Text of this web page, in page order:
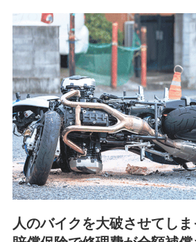
取引先としての選定業務、営業情報の
続き業務、取引管理業務、およびこれ
のため
9.お問い合わせ情報
各種お問い合わせに対応するため
10.受託業務の 個人情報
受託業務の遂行およびこれらに準ずる
11.マイカー通勤管理クラウド並び
ビスに関してのお問い合わせ情報
各種お問い合わせに対応するため
当社のサービスに関する情報提供や、
人のバイクを大破させてし